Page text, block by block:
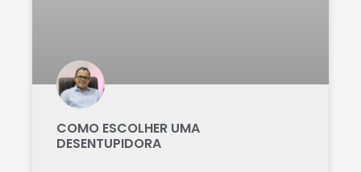
COMO ESCOLHER UMA
DESENTUPIDORA